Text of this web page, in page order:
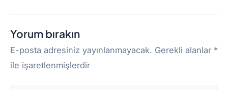
Yorum bırakın
E-posta adresiniz yayınlanmayacak. Gerekli alanlar *
ile işaretlenmişlerdir